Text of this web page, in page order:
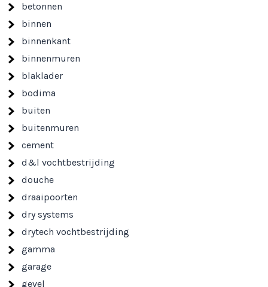
betonnen
binnen
binnenkant
binnenmuren
blaklader
bodima
buiten
buitenmuren
cement
d&l vochtbestrijding
douche
draaipoorten
dry systems
drytech vochtbestrijding
gamma
garage
gevel